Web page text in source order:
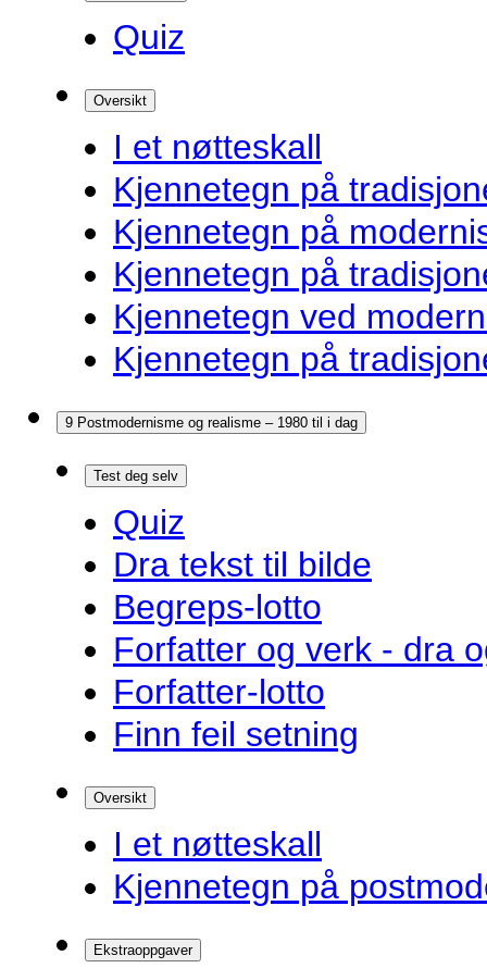
Quiz
Oversikt
I et nøtteskall
Kjennetegn på
Kjennetegn på
Kjennetegn på
Kjennetegn ved
Kjennetegn på
9 Postmodernisme og realisme – 1980 til i dag
Test deg selv
Quiz
Dra tekst til bilde
Begreps-lotto
Forfatter og verk - dra
Forfatter-lotto
Finn feil setning
Oversikt
I et nøtteskall
Kjennetegn på
Ekstraoppgaver